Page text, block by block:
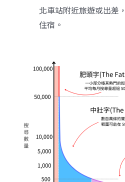
北車站附近旅遊或出差
住宿。